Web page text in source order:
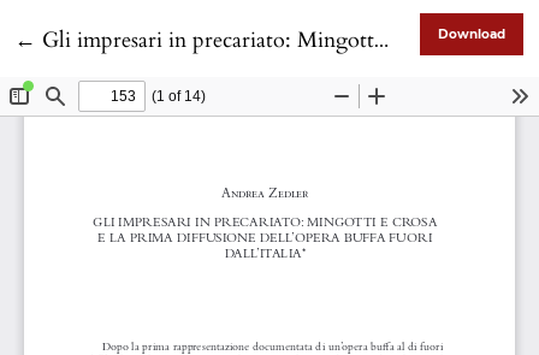
← Return to Article Details
Gli impresari in precariato: Mingotti e Crosa e la prima diffusione dell’opera buffa fuori dall’Italia Download